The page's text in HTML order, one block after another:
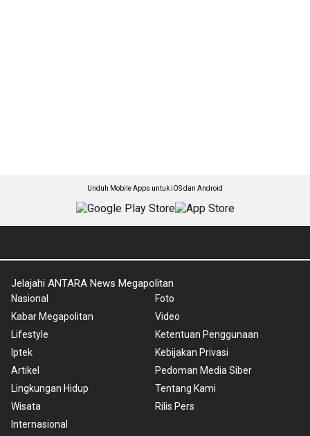
Unduh Mobile Apps untuk iOS dan Android
Jelajahi ANTARA News Megapolitan
Nasional
Kabar Megapolitan
Lifestyle
Iptek
Artikel
Lingkungan Hidup
Wisata
Internasional
Foto
Video
Ketentuan Penggunaan
Kebijakan Privasi
Pedoman Media Siber
Tentang Kami
Rilis Pers